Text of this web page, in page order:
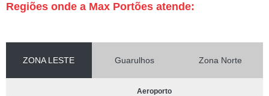
Regiões onde a Max Portões atende:
ZONA LESTE Guarulhos Zona Norte
Aeroporto